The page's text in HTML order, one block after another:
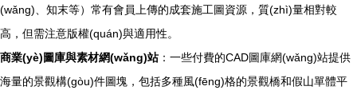
(wǎng)、知末等）常有會員上傳的成套施工圖資源，質(zhì)量相對較
高，但需注意版權(quán)與適用性。
商業(yè)圖庫與素材網(wǎng)站：一些付費的CAD圖庫網(wǎng)站提供
海量的景觀構(gòu)件圖塊，包括多種風(fēng)格的景觀橋和假山單體平